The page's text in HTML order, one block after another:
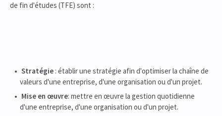
de fin d'études (TFE) sont :
Stratégie : établir une stratégie afin d'optimiser la chaîne de
valeurs d'une entreprise, d'une organisation ou d'un projet.
Mise en œuvre: mettre en œuvre la gestion quotidienne
d'une entreprise, d'une organisation ou d'un projet.